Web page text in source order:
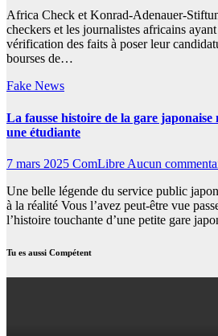
Africa Check et Konrad-Adenauer-
checkers et les journalistes africains
vérification des faits à poser leur
bourses de…
Fake News
La fausse histoire de la gare
une étudiante
7 mars 2025 ComLibre Aucun
Une belle légende du service public
à la réalité Vous l’avez peut-être vue
l’histoire touchante d’une petite gare
Tu es aussi Compétent